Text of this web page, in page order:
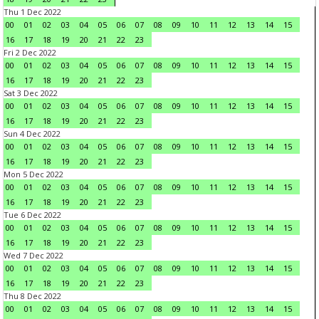
Thu 1 Dec 2022
00
01 02 03 04 05 06 07 08 09 10 11 12 13 14
15
16
17 18 19 20 21 22
23
Fri 2 Dec 2022
00
01 02 03 04 05 06 07 08 09 10 11 12 13 14
15
16
17 18 19 20 21 22
23
Sat 3 Dec 2022
00
01 02 03 04 05 06 07 08 09 10 11 12 13 14
15
16
17 18 19 20 21 22
23
Sun 4 Dec 2022
00
01 02 03 04 05 06 07 08 09 10 11 12 13 14
15
16
17 18 19 20 21 22
23
Mon 5 Dec 2022
00
01 02 03 04 05 06 07 08 09 10 11 12 13 14
15
16
17 18 19 20 21 22
23
Tue 6 Dec 2022
00
01 02 03 04 05 06 07 08 09 10 11 12 13 14
15
16
17 18 19 20 21 22
23
Wed 7 Dec 2022
00
01 02 03 04 05 06 07 08 09 10 11 12 13 14
15
16
17 18 19 20 21 22
23
Thu 8 Dec 2022
00
01 02 03 04 05 06 07 08 09 10 11 12 13 14
15